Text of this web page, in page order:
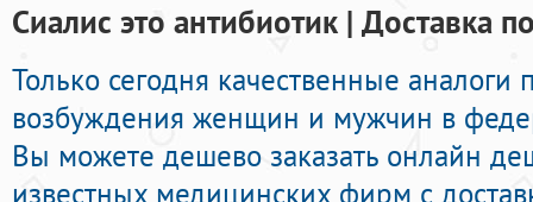
Сиалис это антибиотик | Доставка
Только сегодня качественные
возбуждения женщин и мужчин в
Вы можете дешево заказать онлайн
известных медицинских фирм с